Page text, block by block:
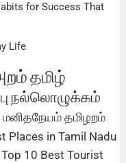
for Success That
Life
தமிழ்
நல்லொழுக்கம்
மனிதநேயம்தமிழறம்
Places in Tamil Nadu
Top 10 Best Tourist